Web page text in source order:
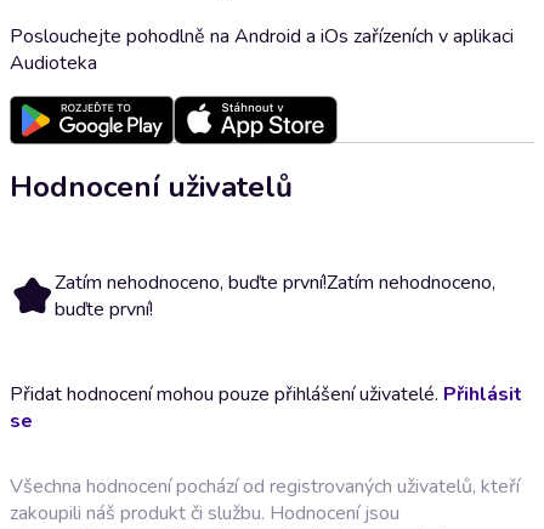
Poslouchejte pohodlně na Android a iOs zařízeních v aplikaci
Audioteka
Hodnocení uživatelů
Zatím nehodnoceno, buďte první!Zatím nehodnoceno,
buďte první!
Přidat hodnocení mohou pouze přihlášení uživatelé. Přihlásit
se
Všechna hodnocení pochází od registrovaných uživatelů, kteří
zakoupili náš produkt či službu. Hodnocení jsou